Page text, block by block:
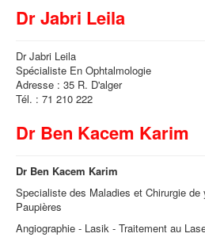
Dr Jabri Leila
Dr Jabri Leila
Spécialiste En Ophtalmologie
Adresse : 35 R. D'alger
Tél. : 71 210 222
Dr Ben Kacem Karim
Dr Ben Kacem Karim
Specialiste des Maladies et Chirurgie de
Paupières
Angiographie - Lasik - Traitement au